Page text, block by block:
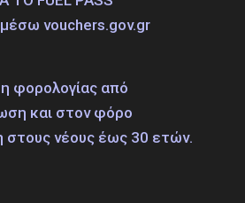
μέσω vouchers.gov.gr
φορολογίας από
και στον φόρο
στους νέους έως 30 ετών.